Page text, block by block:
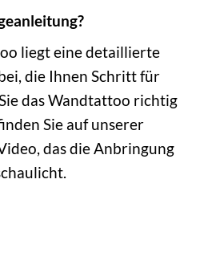
liegt eine detaillierte
die Ihnen Schritt für
das Wandtattoo richtig
Sie auf unserer
das die Anbringung